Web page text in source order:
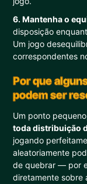
6. Mantenha o
disposição
Um jogo
correspondentes
Por que
podem ser
Um ponto
toda distribuição
jogando
aleatoriamente
de quebrar — por
diretamente sobre